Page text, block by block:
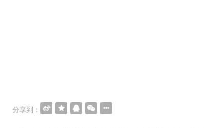
分享到：